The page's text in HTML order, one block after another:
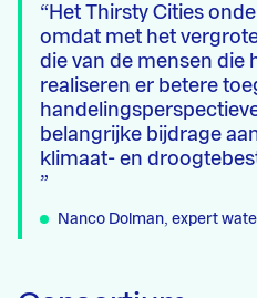
Het Thirsty Cities
omdat met het
die van de mensen die
realiseren er betere
belangrijke bijdrage
klimaat- en
Nanco Dolman, expert